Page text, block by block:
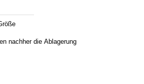
nachher die Ablagerung